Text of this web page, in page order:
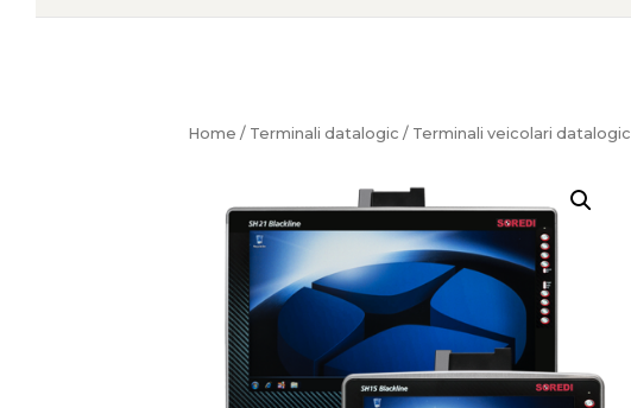
Home / Terminali datalogic / Terminali veicolari datalogic